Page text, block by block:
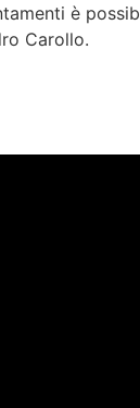
è
Carollo.